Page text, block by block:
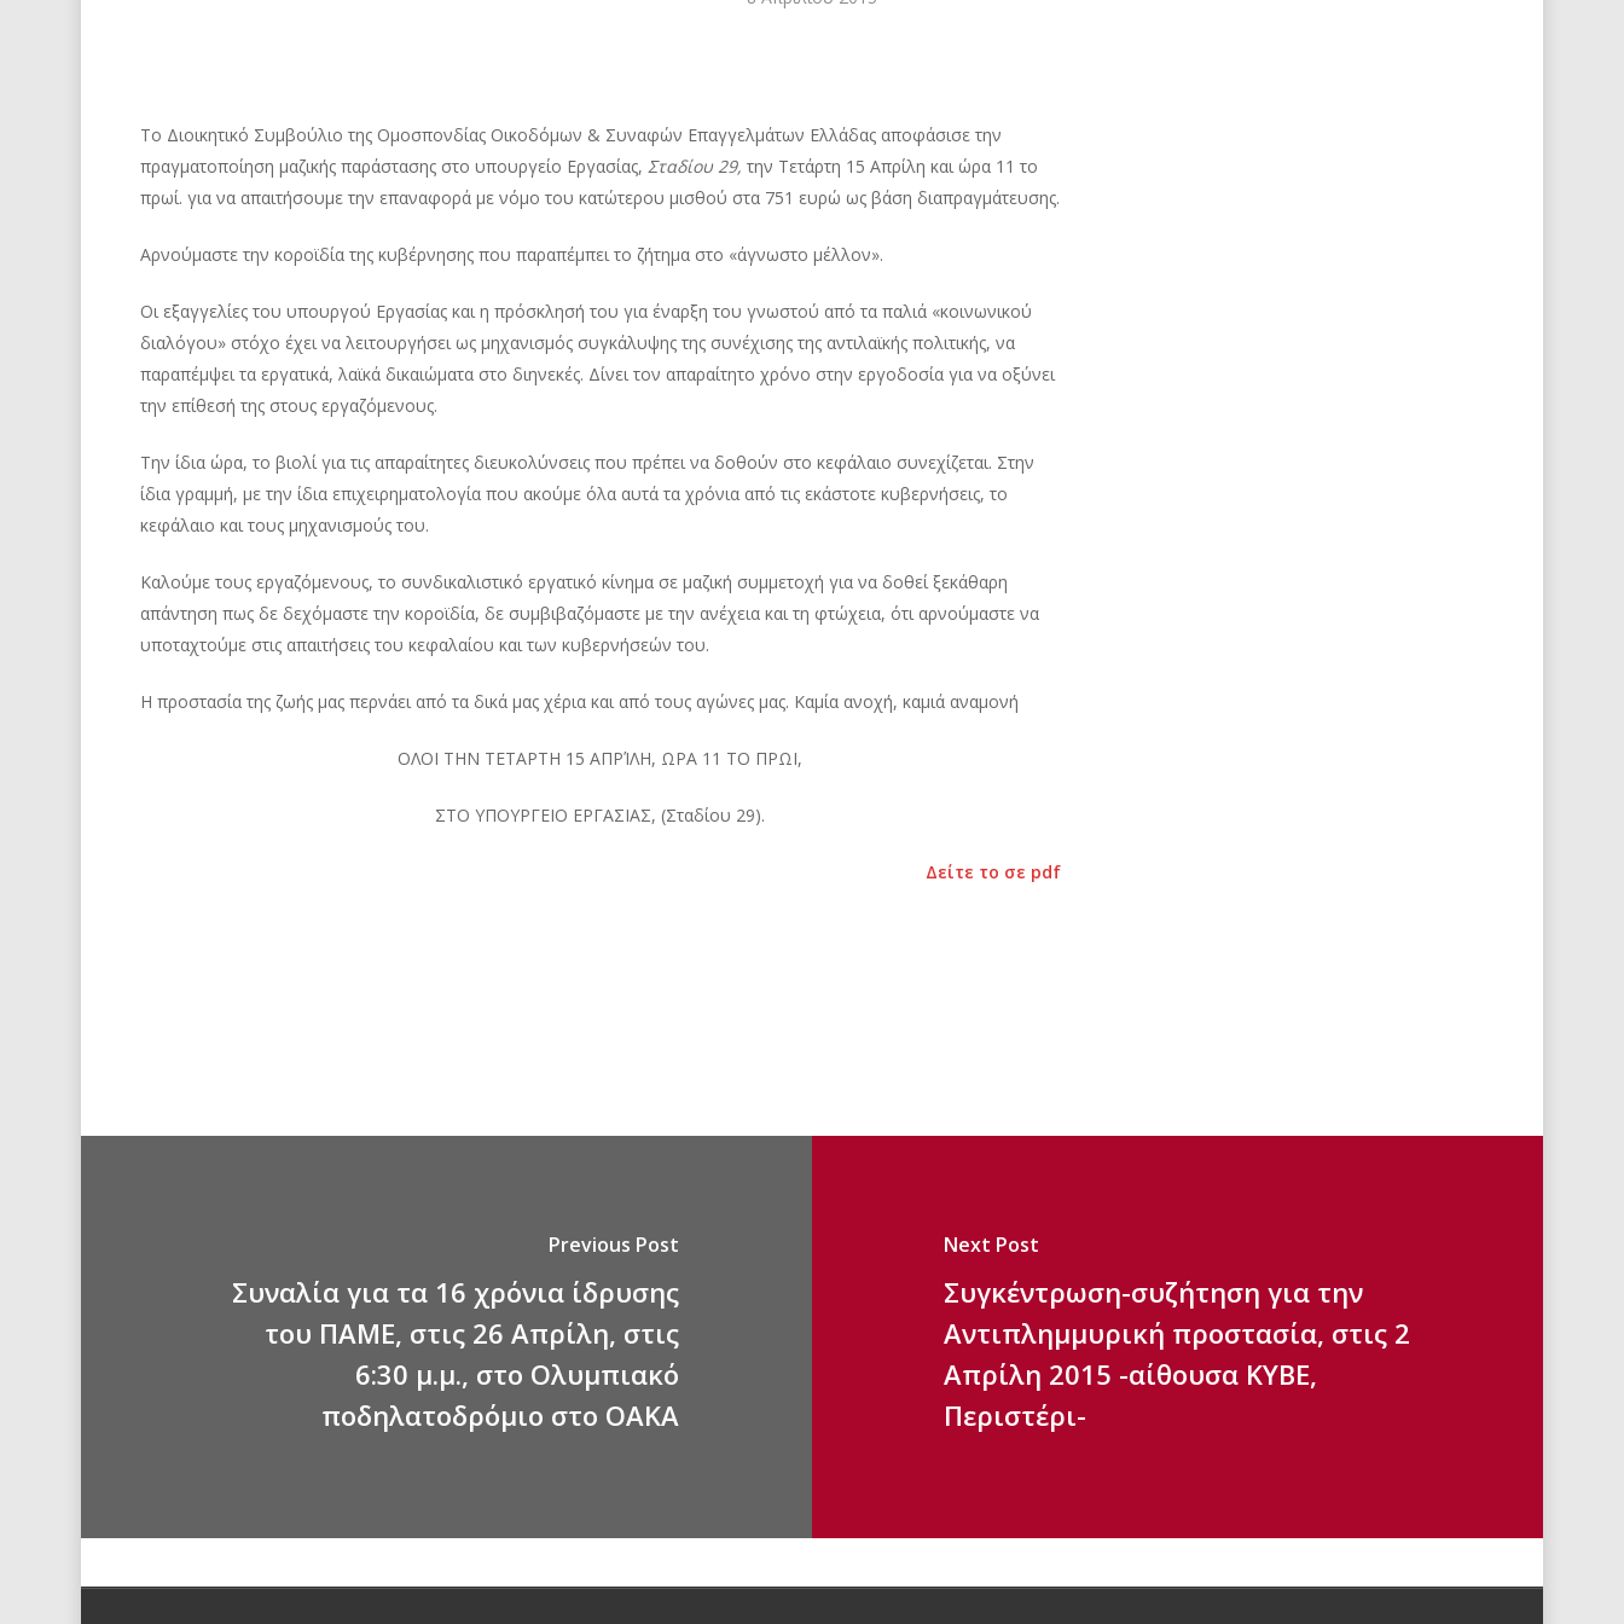
Το Διοικητικό Συμβούλιο της Ομοσπονδίας Οικοδόμων & Συναφών Επαγγελμάτων Ελλάδας αποφάσισε την
πραγματοποίηση μαζικής παράστασης στο υπουργείο Εργασίας, Σταδίου 29, την Τετάρτη 15 Απρίλη και ώρα 11 το
πρωί. για να απαιτήσουμε την επαναφορά με νόμο του κατώτερου μισθού στα 751 ευρώ ως βάση διαπραγμάτευσης.
Αρνούμαστε την κοροϊδία της κυβέρνησης που παραπέμπει το ζήτημα στο «άγνωστο μέλλον».
Οι εξαγγελίες του υπουργού Εργασίας και η πρόσκλησή του για έναρξη του γνωστού από τα παλιά «κοινωνικού
διαλόγου» στόχο έχει να λειτουργήσει ως μηχανισμός συγκάλυψης της συνέχισης της αντιλαϊκής πολιτικής, να
παραπέμψει τα εργατικά, λαϊκά δικαιώματα στο διηνεκές. Δίνει τον απαραίτητο χρόνο στην εργοδοσία για να οξύνει
την επίθεσή της στους εργαζόμενους.
Την ίδια ώρα, το βιολί για τις απαραίτητες διευκολύνσεις που πρέπει να δοθούν στο κεφάλαιο συνεχίζεται. Στην
ίδια γραμμή, με την ίδια επιχειρηματολογία που ακούμε όλα αυτά τα χρόνια από τις εκάστοτε κυβερνήσεις, το
κεφάλαιο και τους μηχανισμούς του.
Καλούμε τους εργαζόμενους, το συνδικαλιστικό εργατικό κίνημα σε μαζική συμμετοχή για να δοθεί ξεκάθαρη
απάντηση πως δε δεχόμαστε την κοροϊδία, δε συμβιβαζόμαστε με την ανέχεια και τη φτώχεια, ότι αρνούμαστε να
υποταχτούμε στις απαιτήσεις του κεφαλαίου και των κυβερνήσεών του.
Η προστασία της ζωής μας περνάει από τα δικά μας χέρια και από τους αγώνες μας. Καμία ανοχή, καμιά αναμονή
ΟΛΟΙ ΤΗΝ ΤΕΤΑΡΤΗ 15 ΑΠΡΊΛΗ, ΩΡΑ 11 ΤΟ ΠΡΩΙ,
ΣΤΟ ΥΠΟΥΡΓΕΙΟ ΕΡΓΑΣΙΑΣ, (Σταδίου 29).
Δείτε το σε pdf
Previous Post
Συναλία για τα 16 χρόνια ίδρυσης
του ΠΑΜΕ, στις 26 Απρίλη, στις
6:30 μ.μ., στο Ολυμπιακό
ποδηλατοδρόμιο στο ΟΑΚΑ
Next Post
Συγκέντρωση-συζήτηση για την
Αντιπλημμυρική προστασία, στις 2
Απρίλη 2015 -αίθουσα ΚΥΒΕ,
Περιστέρι-